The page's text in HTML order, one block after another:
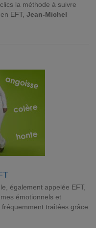
la méthode à suivre
EFT, Jean-Michel
également appelée EFT,
émotionnels et
traitées grâce